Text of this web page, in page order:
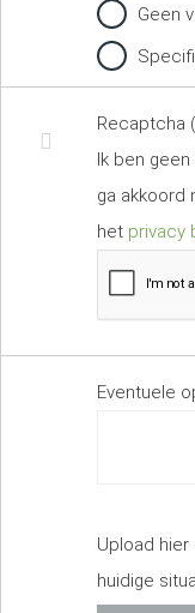
Geen
Recaptcha
Ik ben
ga akkoord
het privacy
Eventuele
Upload
huidige